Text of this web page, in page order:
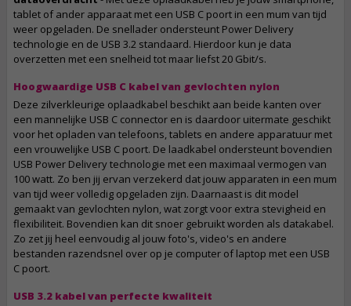
tablet of ander apparaat met een USB C poort in een mum van tijd
weer opgeladen. De snellader ondersteunt Power Delivery
technologie en de USB 3.2 standaard. Hierdoor kun je data
overzetten met een snelheid tot maar liefst 20 Gbit/s.
Hoogwaardige USB C kabel van gevlochten nylon
Deze zilverkleurige oplaadkabel beschikt aan beide kanten over
een mannelijke USB C connector en is daardoor uitermate geschikt
voor het opladen van telefoons, tablets en andere apparatuur met
een vrouwelijke USB C poort. De laadkabel ondersteunt bovendien
USB Power Delivery technologie met een maximaal vermogen van
100 watt. Zo ben jij ervan verzekerd dat jouw apparaten in een mum
van tijd weer volledig opgeladen zijn. Daarnaast is dit model
gemaakt van gevlochten nylon, wat zorgt voor extra stevigheid en
flexibiliteit. Bovendien kan dit snoer gebruikt worden als datakabel.
Zo zet jij heel eenvoudig al jouw foto's, video's en andere
bestanden razendsnel over op je computer of laptop met een USB
C poort.
USB 3.2 kabel van perfecte kwaliteit